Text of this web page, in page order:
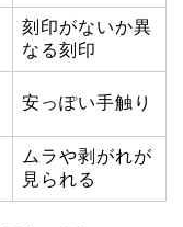
刻印がないか異
なる刻印
安っぽい手触り
ムラや剥がれが
見られる